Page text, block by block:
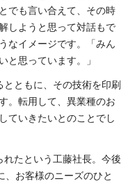
でも言い合えて、その時
しようと思って対話もで
なイメージです。「みん
と思っています。」
ともに、その技術を印刷
。転用して、異業種のお
ていきたいとのことでし
たという工藤社長。今後
、お客様のニーズのひと